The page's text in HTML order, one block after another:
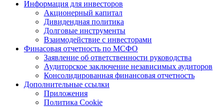
Информация для инвесторов
Акционерный капитал
Дивидендная политика
Долговые инструменты
Взаимодействие с инвеcторами
Финасовая отчетность по МСФО
Заявление об ответственности руководства
Аудиторское заключение независимых аудиторов
Консолидированная финансовая отчетность
Дополнительные ссылки
Приложения
Политика Cookie